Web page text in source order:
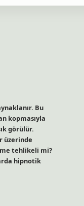
Bu
kopmasıyla
görülür.
üzerinde
tehlikeli mi?
hipnotik